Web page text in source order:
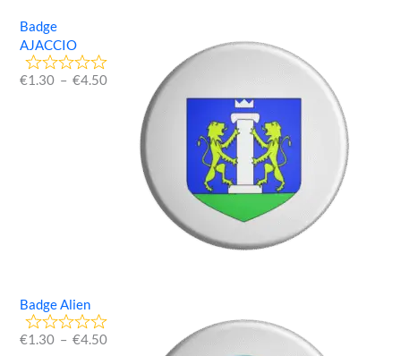
Badge
AJACCIO
€1.30 – €4.50
Badge Alien
€1.30 – €4.50